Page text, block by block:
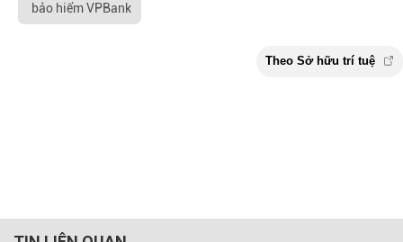
bảo hiểm VPBank